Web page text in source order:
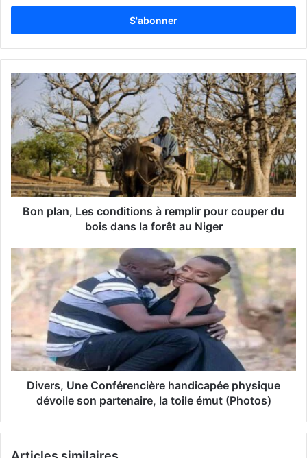
t
e
z
o
e
a
d
r
e
s
l
Bon plan, Les conditions à remplir pour couper du
bois dans la forêt au Niger
Divers, Une Conférencière handicapée physique
dévoile son partenaire, la toile émut (Photos)